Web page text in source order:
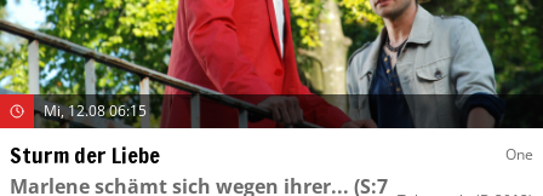
Mi, 12.08 06:15
Sturm der Liebe One
Marlene schämt sich wegen ihrer... (S:7